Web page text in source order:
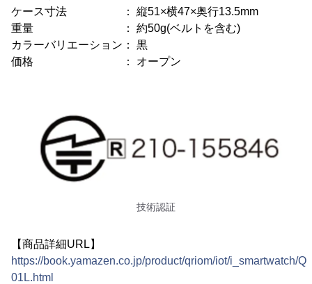
ケース寸法 ： 縦51×横47×奥行13.5mm
重量 ： 約50g(ベルトを含む)
カラーバリエーション： 黒
価格 ： オープン
技術認証
【商品詳細URL】
https://book.yamazen.co.jp/product/qriom/iot/i_smartwatch/
01L.html